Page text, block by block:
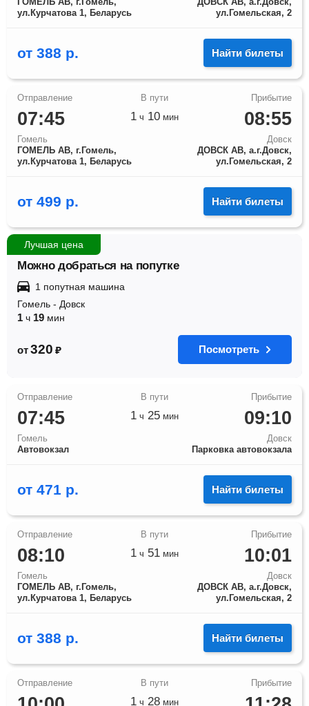
ул.Курчатова 1, Беларусь
ул.Гомельская, 2
от 388 р. Найти билеты
07:45
Гомель
ГОМЕЛЬ АВ, г.Гомель,
ул.Курчатова 1, Беларусь
08:55
Довск
ДОВСК АВ, а.г.Довск,
ул.Гомельская, 2
1 ч 10 мин
от 499 р. Найти билеты
Лучшая цена
Можно добраться на попутке
1 попутная машина
Гомель - Довск
1 ч 19 мин
от 320 ₽ Посмотреть
07:45
Гомель
Автовокзал
09:10
Довск
Парковка автовокзала
1 ч 25 мин
от 471 р. Найти билеты
08:10
Гомель
ГОМЕЛЬ АВ, г.Гомель,
ул.Курчатова 1, Беларусь
10:01
Довск
ДОВСК АВ, а.г.Довск,
ул.Гомельская, 2
1 ч 51 мин
от 388 р. Найти билеты
1 ч 28 мин